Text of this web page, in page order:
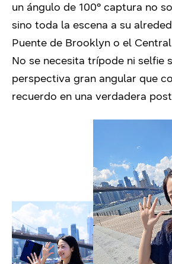
un ángulo de 100° captura no
sino toda la escena a su
Puente de Brooklyn o el
No se necesita trípode ni selfie
perspectiva gran angular que
recuerdo en una verdadera